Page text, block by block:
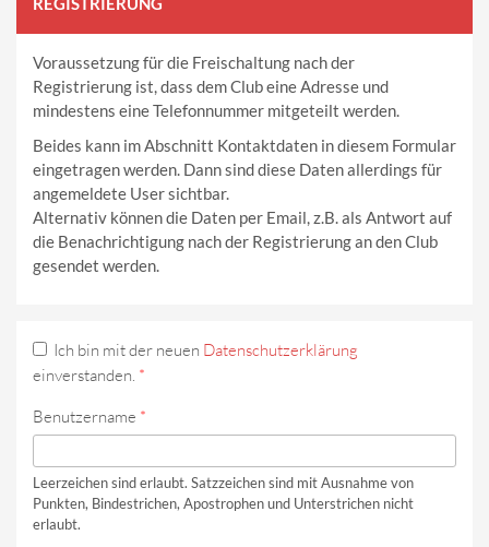
Voraussetzung für die Freischaltung nach der
Registrierung ist, dass dem Club eine Adresse und
mindestens eine Telefonnummer mitgeteilt werden.
Beides kann im Abschnitt Kontaktdaten in diesem Formular
eingetragen werden. Dann sind diese Daten allerdings für
angemeldete User sichtbar.
Alternativ können die Daten per Email, z.B. als Antwort auf
die Benachrichtigung nach der Registrierung an den Club
gesendet werden.
Ich bin mit der neuen Datenschutzerklärung
einverstanden. *
Benutzername *
Leerzeichen sind erlaubt. Satzzeichen sind mit Ausnahme von
Punkten, Bindestrichen, Apostrophen und Unterstrichen nicht
erlaubt.